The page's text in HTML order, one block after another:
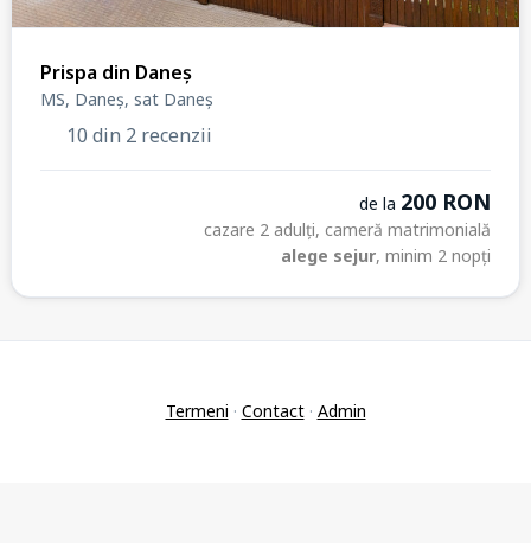
Prispa din Daneș
MS, Daneș, sat Daneș
10 din 2 recenzii
de la 200 RON
cazare 2 adulți, cameră matrimonială
alege sejur, minim 2 nopți
Termeni · Contact· Admin